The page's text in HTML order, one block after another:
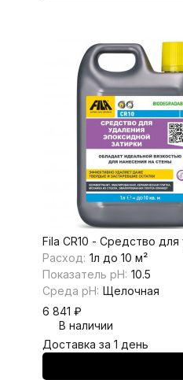
Fila CR10 - Средство для
Расход: 1л до 10 м²
Показатель pH: 10.5
Среда pH: Щелочная
6 841 ₽
В наличии
Доставка за 1 день